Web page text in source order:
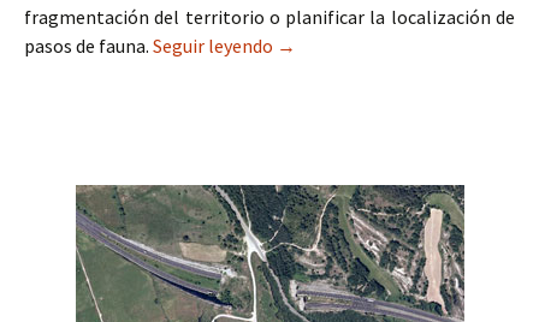
fragmentación del territorio o planificar la localización de
pasos de fauna. Seguir leyendo Cómo hacer un corredor
→